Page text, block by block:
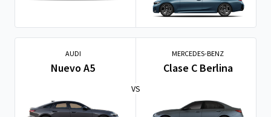
AUDI
Nuevo A5
VS
MERCEDES-BENZ
Clase C Berlina